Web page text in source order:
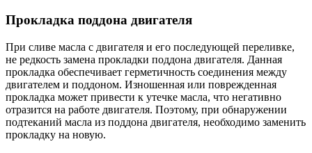
Прокладка поддона двигателя
При сливе масла с двигателя и его последующей переливке,
не редкость замена прокладки поддона двигателя. Данная
прокладка обеспечивает герметичность соединения между
двигателем и поддоном. Изношенная или поврежденная
прокладка может привести к утечке масла, что негативно
отразится на работе двигателя. Поэтому, при обнаружении
подтеканий масла из поддона двигателя, необходимо заменить
прокладку на новую.